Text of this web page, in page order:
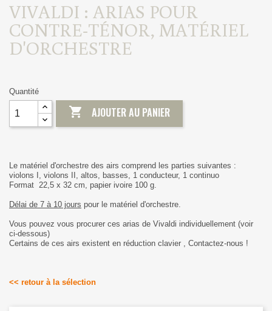
VIVALDI : ARIAS POUR
CONTRE-TÉNOR, MATÉRIEL
D'ORCHESTRE
Quantité
 AJOUTER AU PANIER
Le matériel d'orchestre des airs comprend les parties suivantes :
violons I, violons II, altos, basses, 1 conducteur, 1 continuo
Format 22,5 x 32 cm, papier ivoire 100 g.
Délai de 7 à 10 jours pour le matériel d'orchestre.
Vous pouvez vous procurer ces arias de Vivaldi individuellement (voir
ci-dessous)
Certains de ces airs existent en réduction clavier , Contactez-nous !
<< retour à la sélection